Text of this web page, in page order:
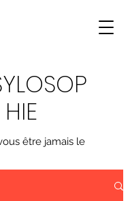
HIE
être jamais le